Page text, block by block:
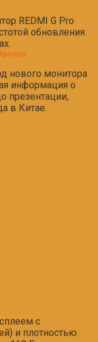
REDMI G Pro
обновления.
нового монитора
информация о
презентации,
в Китае.
с
и плотностью